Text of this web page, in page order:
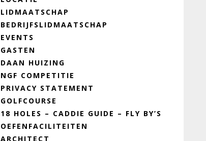
LIDMAATSCHAP
BEDRIJFSLIDMAATSCHAP
EVENTS
GASTEN
DAAN HUIZING
NGF COMPETITIE
PRIVACY STATEMENT
GOLFCOURSE
18 HOLES – CADDIE GUIDE – FLY BY’S
OEFENFACILITEITEN
ARCHITECT